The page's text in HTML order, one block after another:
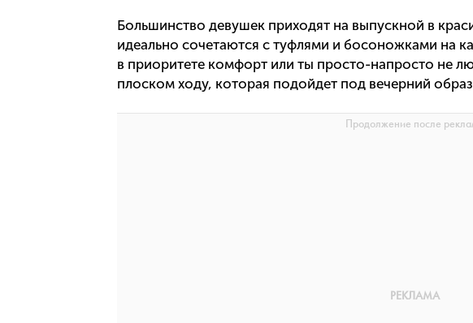
Большинство девушек приходят на выпускной в
идеально сочетаются с туфлями и босоножками на
в приоритете комфорт или ты просто-напросто не
плоском ходу, которая подойдет под вечерний